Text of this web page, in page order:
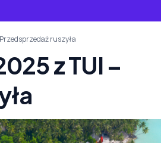
ruszyła
z TUI –